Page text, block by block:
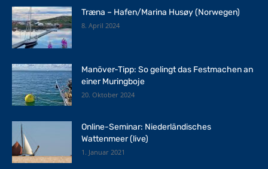
Træna – Hafen/Marina Husøy (Norwegen)
8. April 2024
Manöver-Tipp: So gelingt das Festmachen an
einer Muringboje
20. Oktober 2024
Online-Seminar: Niederländisches
Wattenmeer (live)
1. Januar 2021